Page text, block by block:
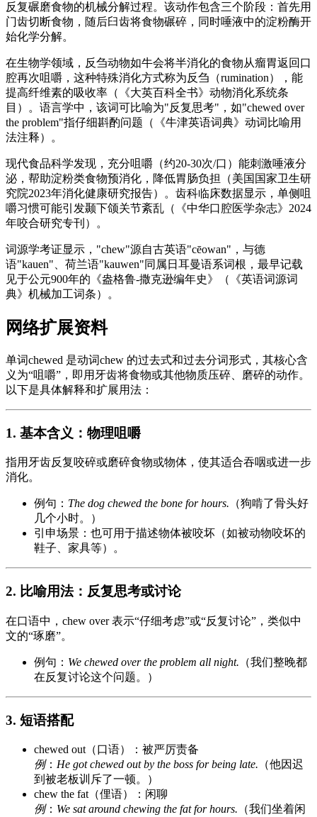
反复碾磨食物的机械分解过程。该动作包含三个阶段：首先用
门齿切断食物，随后臼齿将食物碾碎，同时唾液中的淀粉酶开
始化学分解。
在生物学领域，反刍动物如牛会将半消化的食物从瘤胃返回口
腔再次咀嚼，这种特殊消化方式称为反刍（rumination），能
提高纤维素的吸收率（《大英百科全书》动物消化系统条
目）。语言学中，该词可比喻为"反复思考"，如"chewed over
the problem"指仔细斟酌问题（《牛津英语词典》动词比喻用
法注释）。
现代食品科学发现，充分咀嚼（约20-30次/口）能刺激唾液分
泌，帮助淀粉类食物预消化，降低胃肠负担（美国国家卫生研
究院2023年消化健康研究报告）。齿科临床数据显示，单侧咀
嚼习惯可能引发颞下颌关节紊乱（《中华口腔医学杂志》2024
年咬合研究专刊）。
词源学考证显示，"chew"源自古英语"cēowan"，与德
语"kauen"、荷兰语"kauwen"同属日耳曼语系词根，最早记载
见于公元900年的《盎格鲁-撒克逊编年史》（《英语词源词
典》机械加工词条）。
网络扩展资料
单词chewed 是动词chew 的过去式和过去分词形式，其核心含
义为“咀嚼”，即用牙齿将食物或其他物质压碎、磨碎的动作。
以下是具体解释和扩展用法：
1. 基本含义：物理咀嚼
指用牙齿反复咬碎或磨碎食物或物体，使其适合吞咽或进一步
消化。
例句： The dog chewed the bone for hours. （狗啃了骨头好
几个小时。）
引申场景：也可用于描述物体被咬坏（如被动物咬坏的
鞋子、家具等）。
2. 比喻用法：反复思考或讨论
在口语中，chew over 表示“仔细考虑”或“反复讨论”，类似中
文的“琢磨”。
例句： We chewed over the problem all night. （我们整晚都
在反复讨论这个问题。）
3. 短语搭配
chewed out（口语）：被严厉责备
例： He got chewed out by the boss for being late. （他因迟
到被老板训斥了一顿。）
chew the fat（俚语）：闲聊
例： We sat around chewing the fat for hours. （我们坐着闲